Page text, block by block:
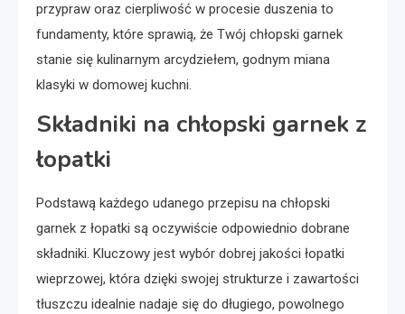
przypraw oraz cierpliwość w procesie duszenia to
fundamenty, które sprawią, że Twój chłopski garnek
stanie się kulinarnym arcydziełem, godnym miana
klasyki w domowej kuchni.
Składniki na chłopski garnek z
łopatki
Podstawą każdego udanego przepisu na chłopski
garnek z łopatki są oczywiście odpowiednio dobrane
składniki. Kluczowy jest wybór dobrej jakości łopatki
wieprzowej, która dzięki swojej strukturze i zawartości
tłuszczu idealnie nadaje się do długiego, powolnego